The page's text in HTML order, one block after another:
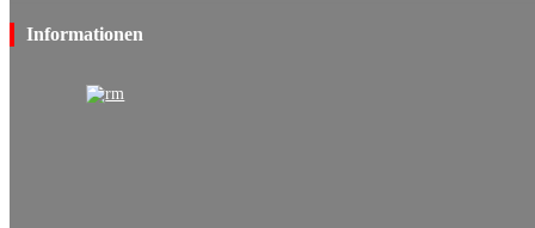
Informationen